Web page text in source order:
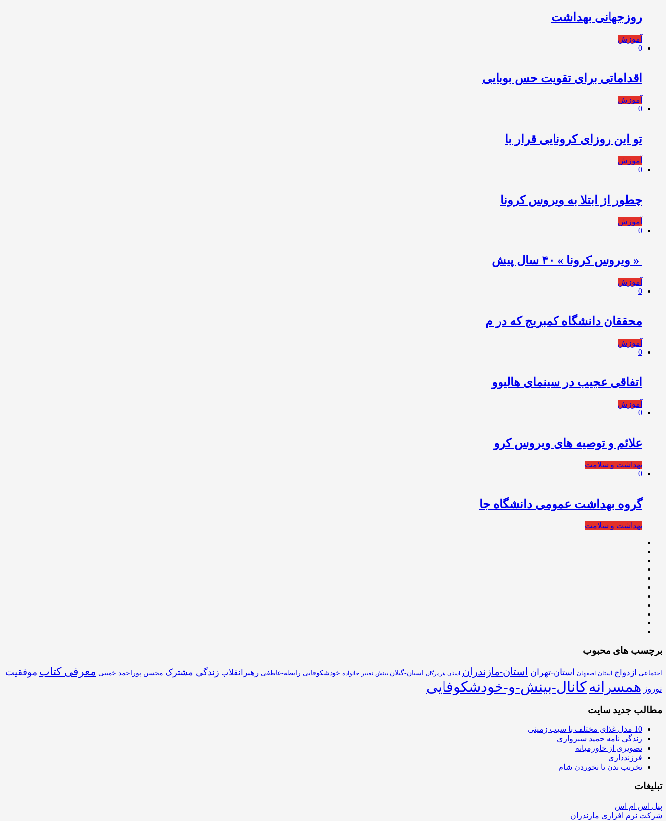
روزجهانی بهداشت
آموزش
0
اقداماتی برای تقویت حس بویایی
آموزش
0
تو این روزای کرونایی قرار با
آموزش
0
چطور از ابتلا به ویروس کرونا
آموزش
0
️ « ویروس کرونا » ۴۰ سال پیش
آموزش
0
محققان دانشگاه کمبریج که در م
آموزش
0
اتفاقی عجیب در سینمای هالیوو
آموزش
0
علائم و توصیه های ویروس کرو
بهداشت و سلامت
0
گروه بهداشت عمومی دانشگاه جا
بهداشت و سلامت
برچسب های محبوب
اجتماعی ازدواج استان-اصفهان استان-تهران استان-مازندران استان-هرمزگان استان-گیلان بینش تغییر خانواده خودشکوفایی رابطه-عاطفی رهبرانقلاب زندگی مشترک محسن پوراحمد خمینی معرفی کتاب موفقیت
نوروز همسرانهکانال-بینش-و-خودشکوفایی
مطالب جدید سایت
10 مدل غذای مختلف با سیب زمینی
زندگی نامه حمید سبزواری
تصویری از خاورمیانه
فرزندداری
تخریب بدن با نخوردن شام
تبلیغات
پنل اس ام اس
شرکت نرم افزاری مازندران